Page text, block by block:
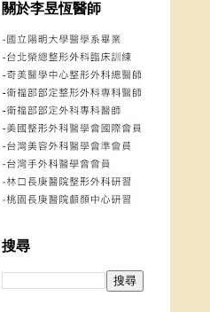
關於李昱恆醫師
搜尋